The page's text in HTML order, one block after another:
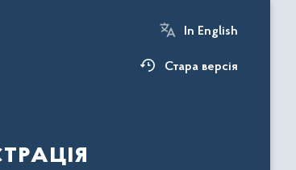
In English
Стара версія